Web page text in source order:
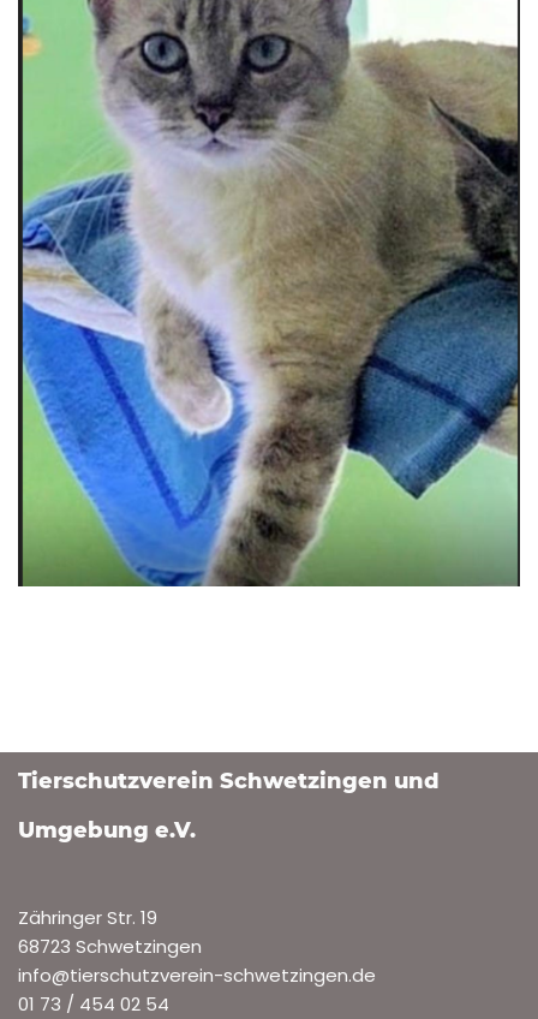
Tierschutzverein Schwetzingen und
Umgebung e.V.
Zähringer Str. 19
68723 Schwetzingen
info@tierschutzverein-schwetzingen.de
01 73 / 454 02 54